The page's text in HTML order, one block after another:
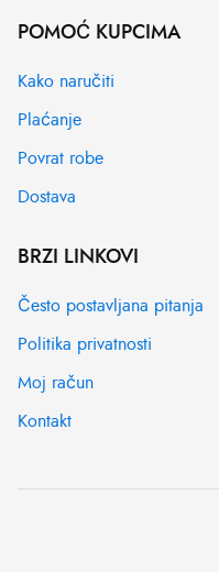
POMOĆ KUPCIMA
Kako naručiti
Plaćanje
Povrat robe
Dostava
BRZI LINKOVI
Često postavljana pitanja
Politika privatnosti
Moj račun
Kontakt